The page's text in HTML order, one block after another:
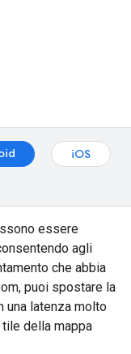
iOS
essere
agli
che abbia
puoi spostare la
una latenza molto
della mappa